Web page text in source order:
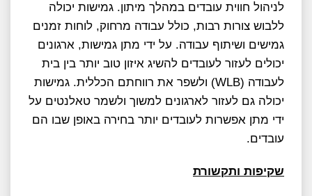
לניהול חווית עובדים במהלך מיתון. גמישות יכולה
ללבוש צורות רבות, כולל עבודה מרחוק, לוחות זמנים
גמישים ושיתוף עבודה. על ידי מתן גמישות, ארגונים
יכולים לעזור לעובדים להשיג איזון טוב יותר בין בית
לעבודה (WLB) ולשפר את רווחתם הכללית. גמישות
יכולה גם לעזור לארגונים למשוך ולשמר טאלנטים על
ידי מתן אפשרות לעובדים יותר בחירה באופן שבו הם
עובדים.
שקיפות ותקשורת